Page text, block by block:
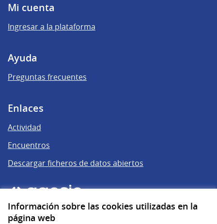
Información sobre las cookies utilizadas en la
página web
Mi cuenta
Ingresar a la plataforma
Ayuda
Preguntas frecuentes
Enlaces
Actividad
Encuentros
Descargar ficheros de datos abiertos